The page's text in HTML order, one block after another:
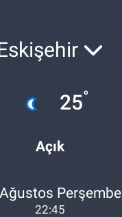
25°
Açık
Perşembe
22:45